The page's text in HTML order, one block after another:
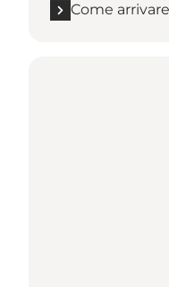
Come arrivare